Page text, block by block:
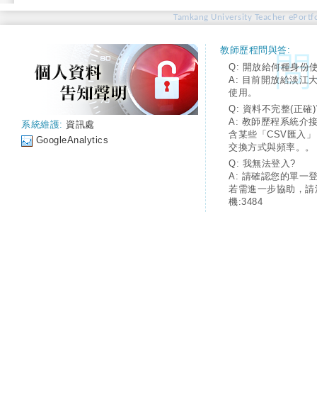
Tamkang University Teacher
系統維護: 資訊處
GoogleAnalytics
教師歷程問與答:
Q: 開放給何種身份
A: 目前開放給淡江
使用。
Q: 資料不完整(正確
A: 教師歷程系統介
含某些「CSV匯入
交換方式與頻率。。
Q: 我無法登入?
A: 請確認您的單一
若需進一步協助，
機:3484